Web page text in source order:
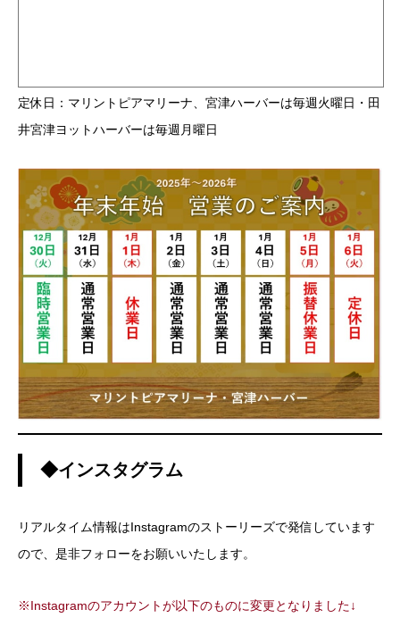
定休日：マリントピアマリーナ、宮津ハーバーは毎週火曜日・田
井宮津ヨットハーバーは毎週月曜日
◆インスタグラム
リアルタイム情報はInstagramのストーリーズで発信しています
ので、是非フォローをお願いいたします。
※Instagramのアカウントが以下のものに変更となりました↓